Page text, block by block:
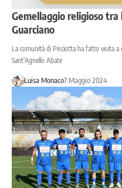
Gemellaggio religioso
Guarciano
La comunità di Pisciotta ha fatto visita a
Sant'Agnello Abate
Luisa Monaco7 Maggio 2024